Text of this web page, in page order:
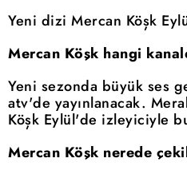
Yeni dizi Mercan Köşk
Mercan Köşk hangi
Yeni sezonda büyük ses
atv'de yayınlanacak.
Köşk Eylül'de izleyiciyle
Mercan Köşk nerede